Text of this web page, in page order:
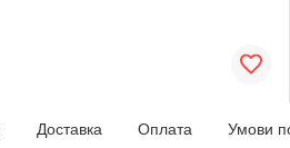
Доставка Оплата Умови